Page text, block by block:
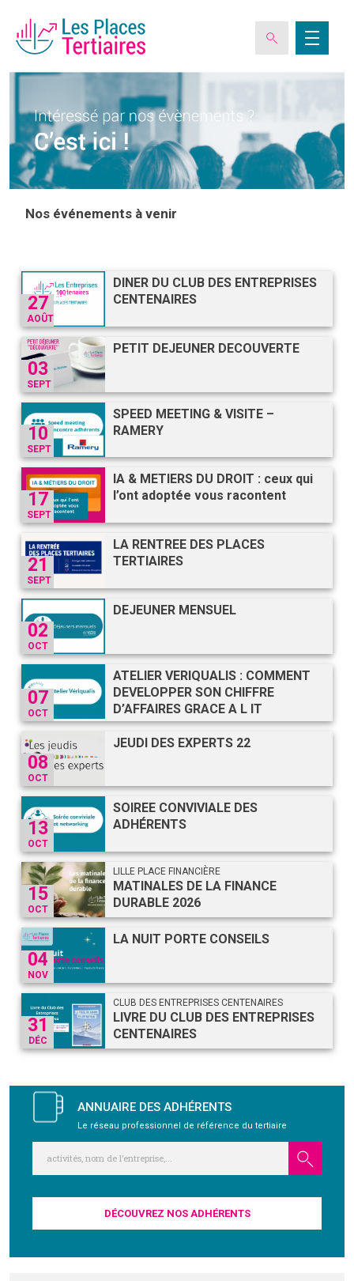
ESPACE ADHÉRENT
L’ASSOCIATION
VERIQUALIS
EVÉNEMENTS
PUBLICATIONS
NOUS REJOINDRE
Nos événements à venir
27
AOÛT
DINER DU CLUB DES ENTREPRISES
CENTENAIRES
03
SEPT
PETIT DEJEUNER DECOUVERTE
10
SEPT
SPEED MEETING & VISITE –
RAMERY
17
SEPT
IA & METIERS DU DROIT : ceux qui
l’ont adoptée vous racontent
21
SEPT
LA RENTREE DES PLACES
TERTIAIRES
02
OCT
DEJEUNER MENSUEL
07
OCT
ATELIER VERIQUALIS : COMMENT
DEVELOPPER SON CHIFFRE
D’AFFAIRES GRACE A L IT
08
OCT
JEUDI DES EXPERTS 22
13
OCT
SOIREE CONVIVIALE DES
ADHÉRENTS
15
OCT
LILLE PLACE FINANCIÈRE
MATINALES DE LA FINANCE
DURABLE 2026
04
NOV
LA NUIT PORTE CONSEILS
31
DÉC
CLUB DES ENTREPRISES CENTENAIRES
LIVRE DU CLUB DES ENTREPRISES
CENTENAIRES
ANNUAIRE DES ADHÉRENTS
Le réseau professionnel de référence du tertiaire
DÉCOUVREZ NOS ADHÉRENTS